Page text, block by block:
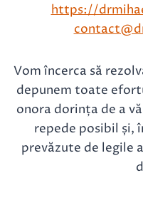
https://
Vom încerca să
depunem toate
onora dorința de a
repede posibil și,
prevăzute de legile